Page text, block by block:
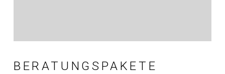
BERATUNGSPAKETE